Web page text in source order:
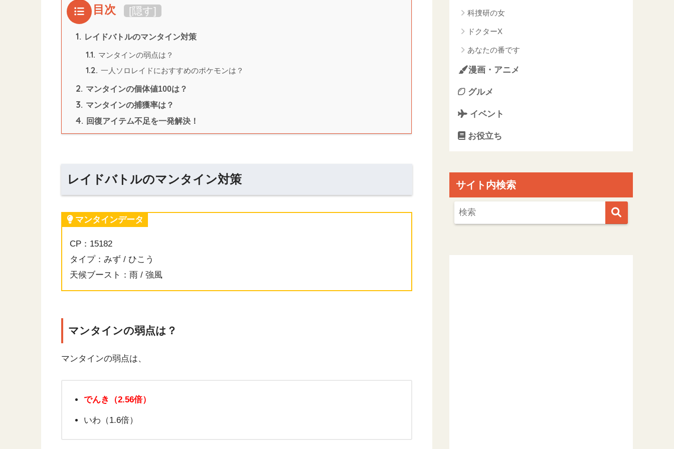
目次 [隠す]
1. レイドバトルのマンタイン対策
1.1. マンタインの弱点は？
1.2. 一人ソロレイドにおすすめのポケモンは？
2. マンタインの個体値100は？
3. マンタインの捕獲率は？
4. 回復アイテム不足を一発解決！
レイドバトルのマンタイン対策
マンタインデータ
CP：15182
タイプ：みず / ひこう
天候ブースト：雨 / 強風
マンタインの弱点は？
マンタインの弱点は、
でんき（2.56倍）
いわ（1.6倍）
科捜研の女
ドクターX
あなたの番です
漫画・アニメ
グルメ
イベント
お役立ち
サイト内検索